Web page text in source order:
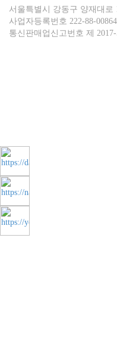
서울특별시 강동구 양재대로
사업자등록번호 222-88-
통신판매업신고번호 제